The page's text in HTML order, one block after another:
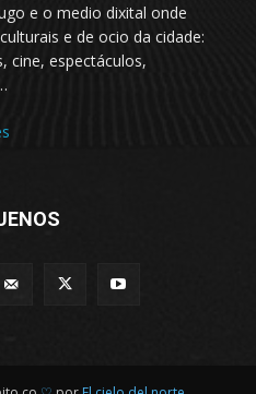
e o medio dixital onde
e de ocio da cidade:
cine, espectáculos,